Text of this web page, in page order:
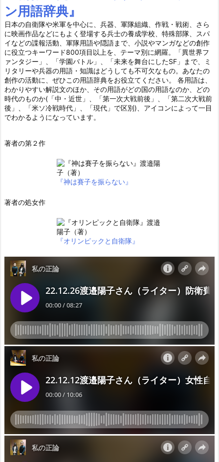
ン用語辞典』
日本の自衛隊や米軍を中心に、兵器、軍隊組織、作戦・戦術、さら
に映画作品などにもよく登場する兵士の養成学校、特殊部隊、スパ
イなどの諜報活動、軍隊用語や隠語まで、小説やマンガなどの創作
に役立つキーワード800項目以上を、テーマ別に網羅。「異世界フ
ァンタジー」、「学園バトル」、「未来を舞台にしたSF」まで、ミ
リタリーや兵器の用語・知識はどうしても不可欠なもの。あなたの
創作の活動に、ぜひこの用語辞典をお役立てください。 各用語は、
わかりやすい解説文のほか、その用語がどの国の用語なのか、どの
時代のものか(「中・近世」、「第一次大戦前後」、「第二次大戦前
後」、「米ソ冷戦時代」、「現代」で区別)、アイコンによって一目
でわかるようになっています。
著者の第２作
『神は賽子を振らない』
著者の処女作
『オリンピックと自衛隊』